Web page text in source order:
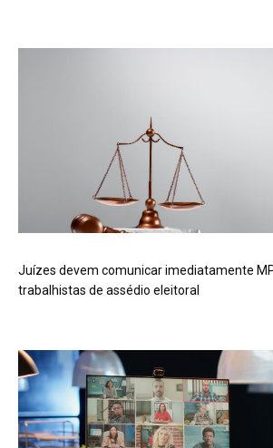
Juízes devem comunicar imediatamente
trabalhistas de assédio eleitoral